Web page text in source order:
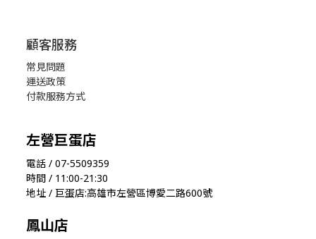
顧客服務
常見問題
運送政策
付款服務方式
左營巨蛋店
電話 / 07-5509359
時間 / 11:00-21:30
地址 / 巨蛋店:高雄市左營區博愛二路600號
鳳山店